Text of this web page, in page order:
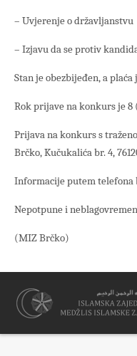
– Uvjerenje o državljanstvu
– Izjavu da se protiv
Stan je obezbijeđen, a
Rok prijave na konkurs je
Prijava na konkurs s
Brčko, Kučukalića br. 4,
Informacije putem telefona
Nepotpune i
(MIZ Brčko)